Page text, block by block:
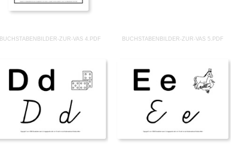
BUCHSTABENBILDER-ZUR-VAS 4.PDF BUCHSTABENBILDER-ZUR-VAS 5.PDF